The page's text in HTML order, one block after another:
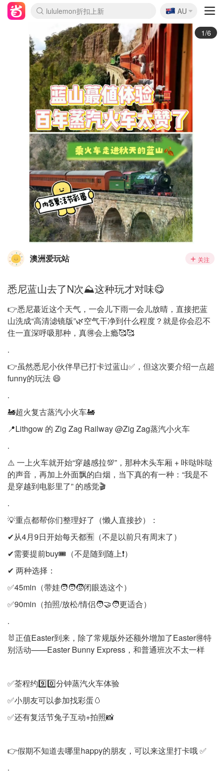
lululemon折扣上新
Sasa美妆护肤3.5折
SSENSE年中2.5折
FreshBeauty好价汇总
Cettire降价+叠9折
WWS Coles超市实拍
viagogo二手票捡漏
Myer超级周末
The Outnet奢牌1折起
David Jones 3折起
Flannels大牌1折
Perfumes Club护肤1折
AMIRO面罩$251
Amazon折扣汇总
eToro入金$200送$50
Amazon数码好物
ICONIC本周7.5折
ThedoubleF高奢地板价
Moose Knuckles 6折
丝芙兰5折起
EUFY摄像头$98
Selenichast首饰2折
Trip机票酒店促销
YSL送5件彩妆礼
Amazon家居好物
Amazon美妆护肤
雅漾大喷$8
过敏原检测盒$33
伊索独家赠50ml沐浴露
科颜氏高保湿面霜$29
SEALIFE海洋馆门票6折
丝塔芙大白罐$16
订阅Newsletter送香薰
Cult Beauty 6.8折
Harrods圣诞日历$525
LN-CC奢牌私促3折
d'Alba空姐喷雾$16
EVE LOM套装£56
Bernardelli独家4折
Adore Beauty 6折起
CT圣诞日历
Mytheresa奢品2.7折
Luxury Escapes 9折
Currentbody美容仪$881
MOON Garden Live
Roborock扫地机$649
Tingo Life水杯$24
Valentino官网5折
CR洗护套装$23
修丽可4件套$159
Myer彩妆2件7折
GANNI官网4.5折
Stylevana韩妆4折
Tessabit高奢8.5折
OGX洗发水$11
Amazon阿德莱德次日达
卡诗8.5折+赠礼
Philips Hue灯具8折
🇦🇺
AU
2/6
澳洲爱玩站 关注
悉尼蓝山去了N次⛰️这种玩才对味😋
👉悉尼蕞近这个天气，一会儿下雨一会儿放晴，直接把蓝
山洗成“高清滤镜版”🌿空气干净到什么程度？就是你会忍不
住一直深呼吸那种，真🉐会上瘾🥰🥰
.
👉虽然悉尼小伙伴早已打卡过蓝山✅，但这次要介绍一点超
funny的玩法 😄
.
🚂超火复古蒸汽小火车🚂
📍Lithgow 的 Zig Zag Railway @Zig Zag蒸汽小火车
.
⚠️ 一上火车就开始“穿越感拉💯”，那种木头车厢 + 咔哒咔哒
的声音，再加上外面飘的白烟，当下真的有一种：“我是不
是穿越到电影里了” 的感觉🎬
.
💡重点都帮你们整理好了（懒人直接抄）：
✔从4月9日开始每天都🈶（不是以前只有周末了）
✔需要提前buy🎟️（不是随到随上❗）
✔ 两种选择：
✅45min（带娃🧑‍🧑‍🧒闭眼选这个）
✅90min（拍照/放松/情侣🧑‍🤝‍🧑更适合）
.
🐰正值Easter到来，除了常规版外还额外增加了Easter🉐特
别活动——Easter Bunny Express，和普通班次不太一样
✅荃程约9️⃣0️⃣分钟蒸汽火车体验
✅小朋友可以参加找彩蛋🥚
✅还有复活节兔子互动+拍照📸
👉假期不知道去哪里happy的朋友，可以来这里打卡哦 ✅
.